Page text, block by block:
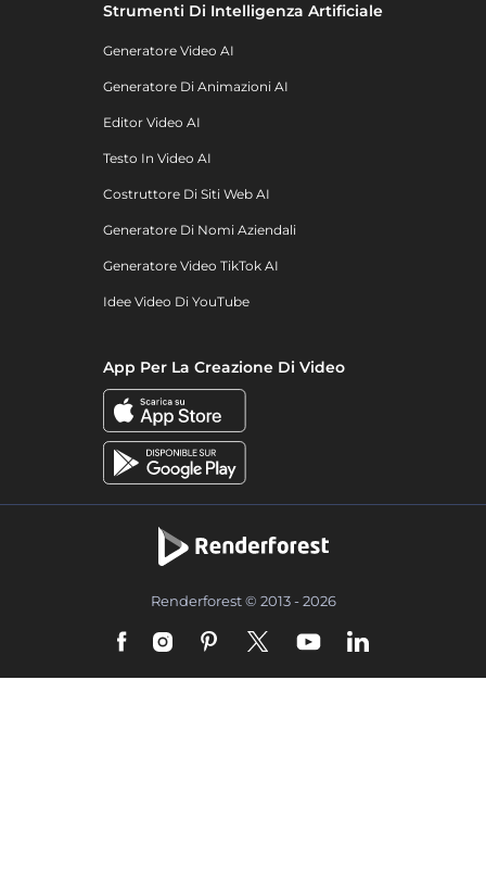
Strumenti Di Intelligenza Artificiale
Generatore Video AI
Generatore Di Animazioni AI
Editor Video AI
Testo In Video AI
Costruttore Di Siti Web AI
Generatore Di Nomi Aziendali
Generatore Video TikTok AI
Idee Video Di YouTube
App Per La Creazione Di Video
Renderforest © 2013 - 2026